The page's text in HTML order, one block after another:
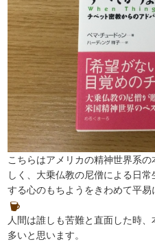
こちらはアメリカの精神世界系
しく、大乗仏教の尼僧による日
する心のもちようをきわめて平
人間は誰しも苦難と直面した時
多いと思います。